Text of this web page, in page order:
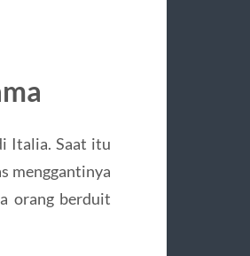
Italia. Saat itu
menggantinya
orang berduit